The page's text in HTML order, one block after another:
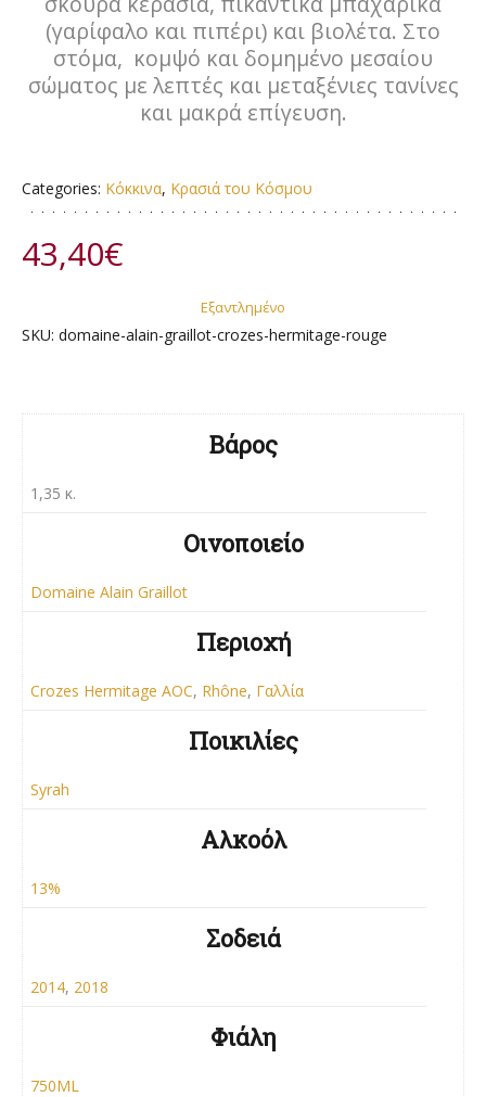
(γαρίφαλο και πιπέρι) και βιολέτα. Στο
στόμα, κομψό και δομημένο μεσαίου
σώματος με λεπτές και μεταξένιες τανίνες
και μακρά επίγευση.
Categories: Κόκκινα, Κρασιά του Κόσμου
43,40€
Εξαντλημένο
SKU: domaine-alain-graillot-crozes-hermitage-rouge
Βάρος
1,35 κ.
Οινοποιείο
Domaine Alain Graillot
Περιοχή
Crozes Hermitage AOC, Rhône, Γαλλία
Ποικιλίες
Syrah
Αλκοόλ
13%
Σοδειά
2014, 2018
Φιάλη
750ML